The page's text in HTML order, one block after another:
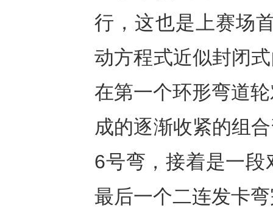
行，这也是上赛场
动方程式近似封闭
在第一个环形弯道
成的逐渐收紧的组
6号弯，接着是一
最后一个二连发卡